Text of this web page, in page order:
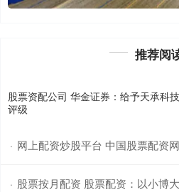
推荐阅
股票资配公司 华金证券：给予天承科
评级
· 网上配资炒股平台 中国股票配资
· 股票按月配资 股票配资：以小博